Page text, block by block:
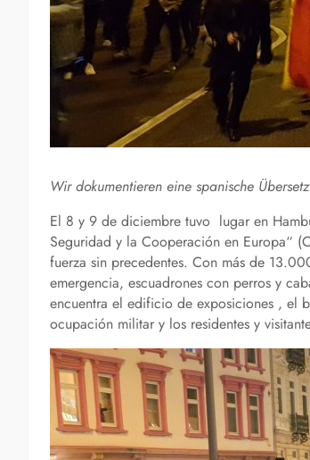
Wir dokumentieren eine spanische
El 8 y 9 de diciembre tuvo lugar en
Seguridad y la Cooperación en Europa“
fuerza sin precedentes. Con más de
emergencia, escuadrones con perros y
encuentra el edificio de exposiciones , el
ocupación militar y los residentes y